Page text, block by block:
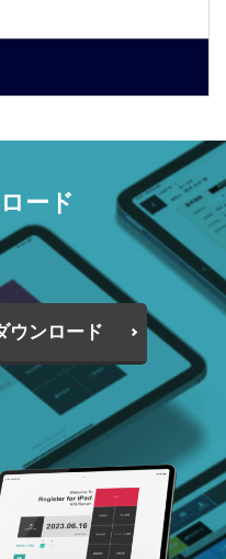
ード
ウンロード